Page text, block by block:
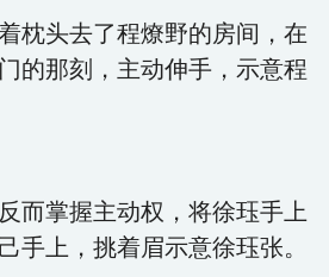
枕头去了程燎野的房间，在
的那刻，主动伸手，示意程
而掌握主动权，将徐珏手上
手上，挑着眉示意徐珏张。